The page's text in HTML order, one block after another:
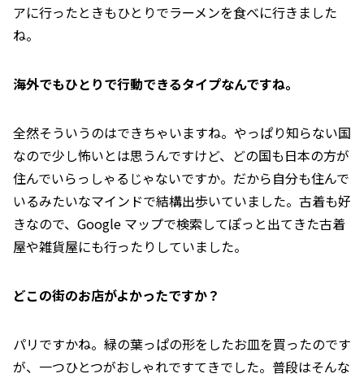
アに行ったときもひとりでラーメンを食べに行きました
ね。
――海外でもひとりで行動できるタイプなんですね。
全然そういうのはできちゃいますね。やっぱり知らない国
なので少し怖いとは思うんですけど、どの国も日本の方が
住んでいらっしゃるじゃないですか。だから自分も住んで
いるみたいなマインドで結構出歩いていました。古着も好
きなので、Google マップで検索してぽっと出てきた古着
屋や雑貨屋にも行ったりしていました。
――どこの街のお店がよかったですか？
パリですかね。緑の葉っぱの形をしたお皿を買ったのです
が、一つひとつがおしゃれですてきでした。普段はそんな